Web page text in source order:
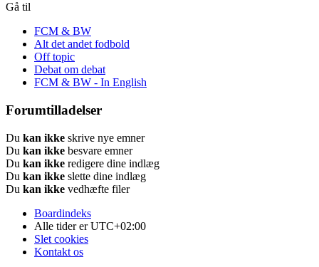
Gå til
FCM & BW
Alt det andet fodbold
Off topic
Debat om debat
FCM & BW - In English
Forumtilladelser
Du kan ikke skrive nye emner
Du kan ikke besvare emner
Du kan ikke redigere dine indlæg
Du kan ikke slette dine indlæg
Du kan ikke vedhæfte filer
Boardindeks
Alle tider erUTC+02:00
Slet cookies
Kontakt os